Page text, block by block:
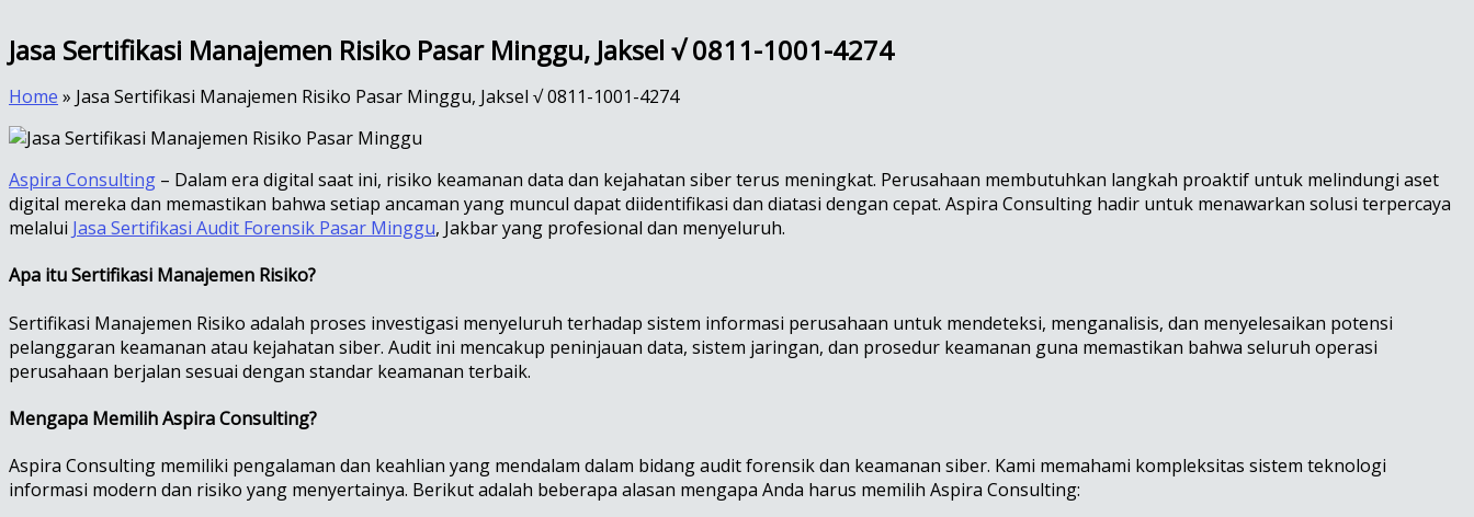
Jasa Sertifikasi Manajemen Risiko Pasar Minggu, Jaksel √ 0811-1001-4274
Home » Jasa Sertifikasi Manajemen Risiko Pasar Minggu, Jaksel √ 0811-1001-4274
Aspira Consulting – Dalam era digital saat ini, risiko keamanan data dan kejahatan siber terus meningkat. Perusahaan membutuhkan langkah proaktif untuk melindungi aset
digital mereka dan memastikan bahwa setiap ancaman yang muncul dapat diidentifikasi dan diatasi dengan cepat. Aspira Consulting hadir untuk menawarkan solusi terpercaya
melalui Jasa Sertifikasi Audit Forensik Pasar Minggu, Jakbar yang profesional dan menyeluruh.
Apa itu Sertifikasi Manajemen Risiko?
Sertifikasi Manajemen Risiko adalah proses investigasi menyeluruh terhadap sistem informasi perusahaan untuk mendeteksi, menganalisis, dan menyelesaikan potensi
pelanggaran keamanan atau kejahatan siber. Audit ini mencakup peninjauan data, sistem jaringan, dan prosedur keamanan guna memastikan bahwa seluruh operasi
perusahaan berjalan sesuai dengan standar keamanan terbaik.
Mengapa Memilih Aspira Consulting?
Aspira Consulting memiliki pengalaman dan keahlian yang mendalam dalam bidang audit forensik dan keamanan siber. Kami memahami kompleksitas sistem teknologi
informasi modern dan risiko yang menyertainya. Berikut adalah beberapa alasan mengapa Anda harus memilih Aspira Consulting: